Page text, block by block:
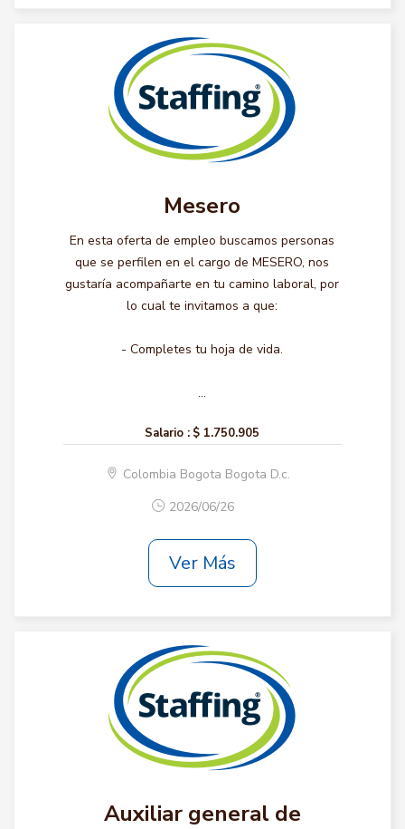
Mesero
En esta oferta de empleo buscamos personas
que se perfilen en el cargo de MESERO, nos
gustaría acompañarte en tu camino laboral, por
lo cual te invitamos a que:
- Completes tu hoja de vida.
...
Salario : $ 1.750.905
Colombia Bogota Bogota D.c.
2026/06/26
Ver Más
Auxiliar general de